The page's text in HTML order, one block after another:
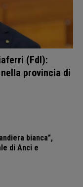
(FdI):
provincia di
bianca”,
di Anci e